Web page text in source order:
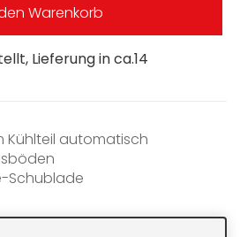
Lieferung in ca.14
Warenkorb
Kühlteil automatisch
Schublade